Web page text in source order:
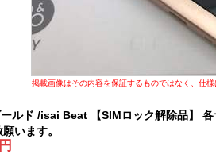
掲載画像はその内容を保証するものではなく、仕
ールド /isai Beat 【SIMロック解除品】
います。
円